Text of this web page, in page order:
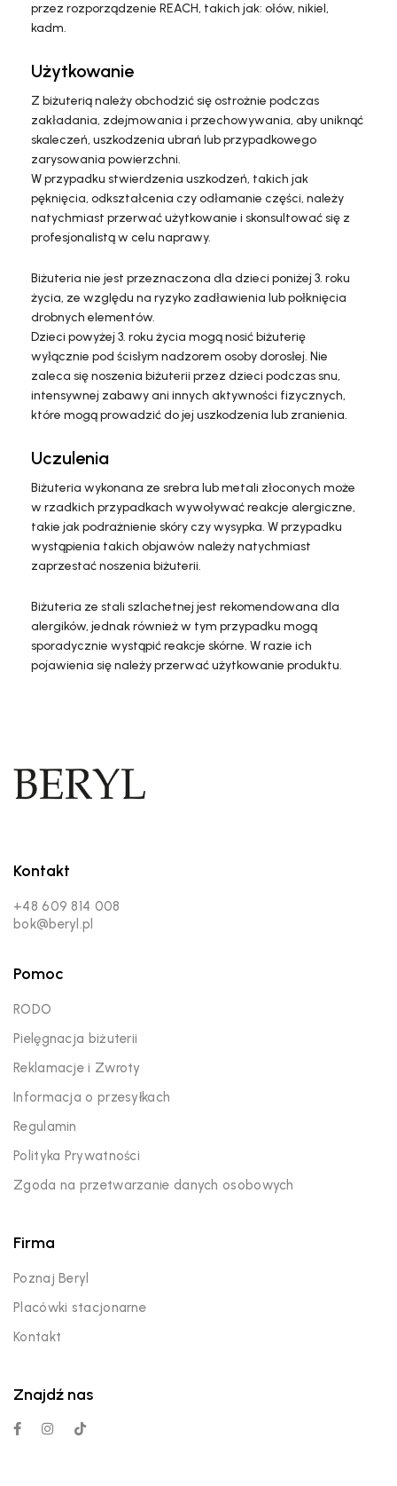
przez rozporządzenie REACH, takich jak: ołów, nikiel,
kadm.
Użytkowanie
Z biżuterią należy obchodzić się ostrożnie podczas
zakładania, zdejmowania i przechowywania, aby uniknąć
skaleczeń, uszkodzenia ubrań lub przypadkowego
zarysowania powierzchni.
W przypadku stwierdzenia uszkodzeń, takich jak
pęknięcia, odkształcenia czy odłamanie części, należy
natychmiast przerwać użytkowanie i skonsultować się z
profesjonalistą w celu naprawy.
Biżuteria nie jest przeznaczona dla dzieci poniżej 3. roku
życia, ze względu na ryzyko zadławienia lub połknięcia
drobnych elementów.
Dzieci powyżej 3. roku życia mogą nosić biżuterię
wyłącznie pod ścisłym nadzorem osoby dorosłej. Nie
zaleca się noszenia biżuterii przez dzieci podczas snu,
intensywnej zabawy ani innych aktywności fizycznych,
które mogą prowadzić do jej uszkodzenia lub zranienia.
Uczulenia
Biżuteria wykonana ze srebra lub metali złoconych może
w rzadkich przypadkach wywoływać reakcje alergiczne,
takie jak podrażnienie skóry czy wysypka. W przypadku
wystąpienia takich objawów należy natychmiast
zaprzestać noszenia biżuterii.
Biżuteria ze stali szlachetnej jest rekomendowana dla
alergików, jednak również w tym przypadku mogą
sporadycznie wystąpić reakcje skórne. W razie ich
pojawienia się należy przerwać użytkowanie produktu.
Kontakt
+48 609 814 008
bok@beryl.pl
Pomoc
RODO
Pielęgnacja biżuterii
Reklamacje i Zwroty
Informacja o przesyłkach
Regulamin
Polityka Prywatności
Zgoda na przetwarzanie danych osobowych
Firma
Poznaj Beryl
Placówki stacjonarne
Kontakt
Znajdź nas